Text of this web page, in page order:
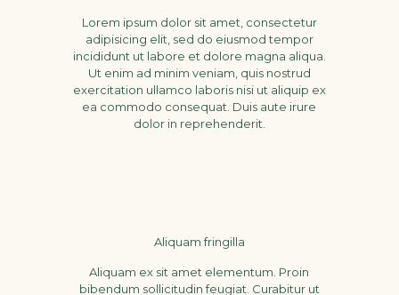
Lorem ipsum dolor sit amet, consectetur
adipisicing elit, sed do eiusmod tempor
incididunt ut labore et dolore magna aliqua.
Ut enim ad minim veniam, quis nostrud
exercitation ullamco laboris nisi ut aliquip ex
ea commodo consequat. Duis aute irure
dolor in reprehenderit.
Aliquam fringilla
Aliquam ex sit amet elementum. Proin
bibendum sollicitudin feugiat. Curabitur ut